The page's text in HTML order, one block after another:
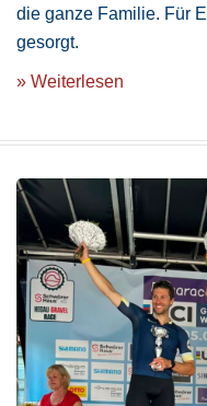
die ganze Familie. Für
gesorgt.
» Weiterlesen